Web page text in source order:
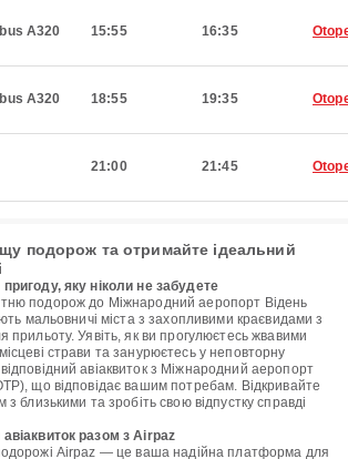
A320 15:55 16:35
A320 18:55 19:35
21:00 21:45
подорож та отримайте ідеальний
яку ніколи не забудете
подорож до Міжнародний аеропорт Відень
мальовничі міста з захопливими краєвидами з
прильоту. Уявіть, як ви прогулюєтесь жвавими
страви та занурюєтесь у неповторну
авіаквиток з Міжнародний аеропорт
що відповідає вашим потребам. Відкривайте
з близькими та зробіть свою відпустку справді
разом з Airpaz
Airpaz — це ваша надійна платформа для